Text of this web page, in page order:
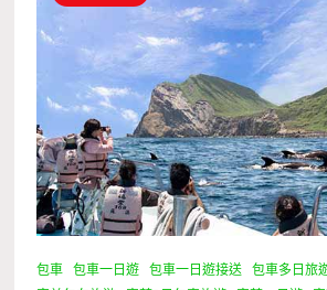
包車 包車一日遊 包車一日遊接送 包車多日旅